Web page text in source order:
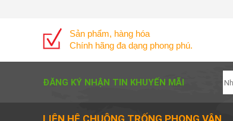
Sản phẩm, hàng hóa
Chính hãng đa dạng phong phú.
ĐĂNG KÝ NHẬN TIN KHUYẾN MÃI
LIÊN HỆ CHUÔNG TRỐNG PHONG VÂN